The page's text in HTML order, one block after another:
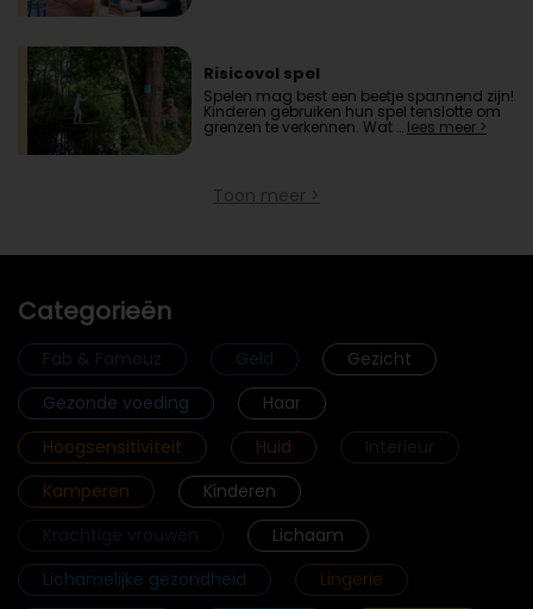
Risicovol spel
Spelen mag best een beetje spannend zijn!
Kinderen gebruiken hun spel tenslotte om
grenzen te verkennen. Wat … lees meer >
Toon meer >
Categorieën
Fab & Famouz Geld
Gezicht
Gezonde voeding
Haar
Hoogsensitiviteit
Huid
Interieur
Kamperen
Kinderen
Lichaam
Lichamelijke gezondheid
Lingerie